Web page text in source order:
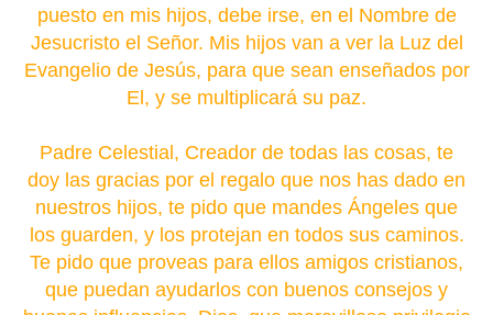
puesto en mis hijos, debe irse, en el Nombre de
Jesucristo el Señor. Mis hijos van a ver la Luz del
Evangelio de Jesús, para que sean enseñados por
El, y se multiplicará su paz.
Padre Celestial, Creador de todas las cosas, te
doy las gracias por el regalo que nos has dado en
nuestros hijos, te pido que mandes Ángeles que
los guarden, y los protejan en todos sus caminos.
Te pido que proveas para ellos amigos cristianos,
que puedan ayudarlos con buenos consejos y